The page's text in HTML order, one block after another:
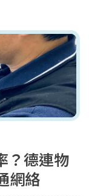
？德連物
網絡